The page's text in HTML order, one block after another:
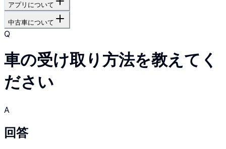
アプリについて
中古車について
Q
車の受け取り方法を教えてく
ださい
A
回答